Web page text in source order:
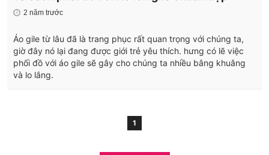
2 năm trước
Áo gile từ lâu đã là trang phục rất quan trọng với chúng ta,
giờ đây nó lại đang được giới trẻ yêu thích. hưng có lẽ việc
phối đồ với áo gile sẽ gây cho chúng ta nhiều bâng khuâng
và lo lắng.
1